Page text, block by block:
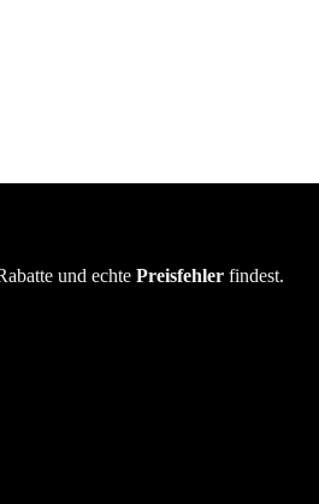
und echte Preisfehler findest.